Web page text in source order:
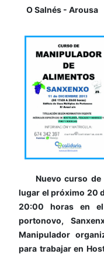
O Salnés - Arousa
Nuevo curso de
lugar el próximo 20
20:00 horas en
portonovo,
Manipulador
para trabajar en